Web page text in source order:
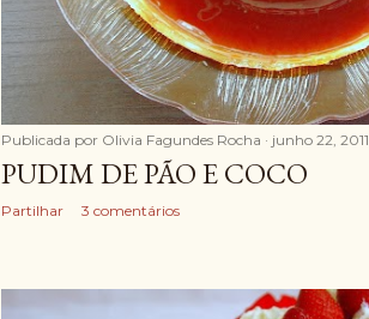
Publicada por Olivia Fagundes Rocha junho 22, 2011
PUDIM DE PÃO E COCO
Partilhar 3 comentários